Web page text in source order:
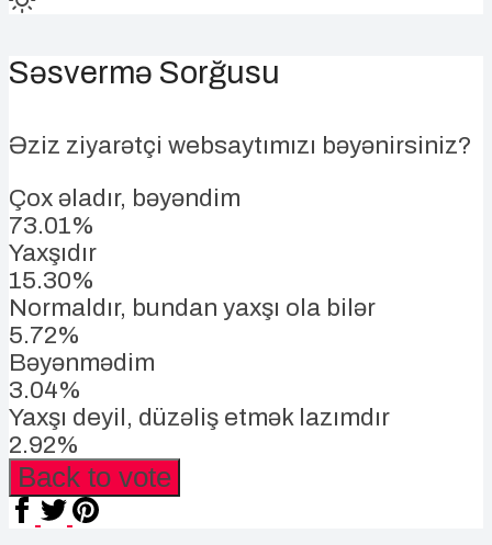
Səsvermə Sorğusu
Əziz ziyarətçi websaytımızı bəyənirsiniz?
Çox əladır, bəyəndim
73.01%
Yaxşıdır
15.30%
Normaldır, bundan yaxşı ola bilər
5.72%
Bəyənmədim
3.04%
Yaxşı deyil, düzəliş etmək lazımdır
2.92%
Back to vote